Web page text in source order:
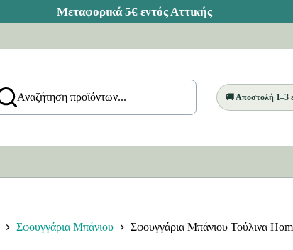
Αναζήτηση προϊόντων... 🚚 Αποστολή 1–3
Σφουγγάρια Μπάνιου Σφουγγάρια Μπάνιου Τούλινα